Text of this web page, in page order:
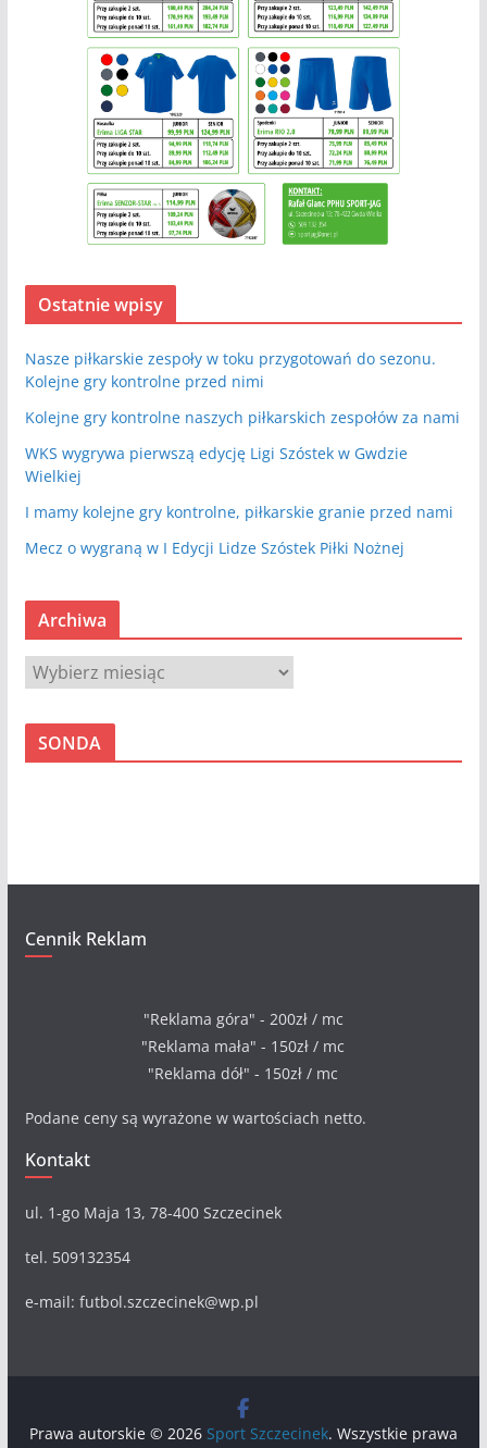
Ostatnie wpisy
Nasze piłkarskie zespoły w toku przygotowań do sezonu.
Kolejne gry kontrolne przed nimi
Kolejne gry kontrolne naszych piłkarskich zespołów za nami
WKS wygrywa pierwszą edycję Ligi Szóstek w Gwdzie
Wielkiej
I mamy kolejne gry kontrolne, piłkarskie granie przed nami
Mecz o wygraną w I Edycji Lidze Szóstek Piłki Nożnej
Archiwa
A
r
c
SONDA
Cennik Reklam
"Reklama góra" - 200zł / mc
"Reklama mała" - 150zł / mc
"Reklama dół" - 150zł / mc
Podane ceny są wyrażone w wartościach netto.
Kontakt
ul. 1-go Maja 13, 78-400 Szczecinek
tel. 509132354
e-mail: futbol.szczecinek@wp.pl
Prawa autorskie © 2026 Sport Szczecinek. Wszystkie prawa